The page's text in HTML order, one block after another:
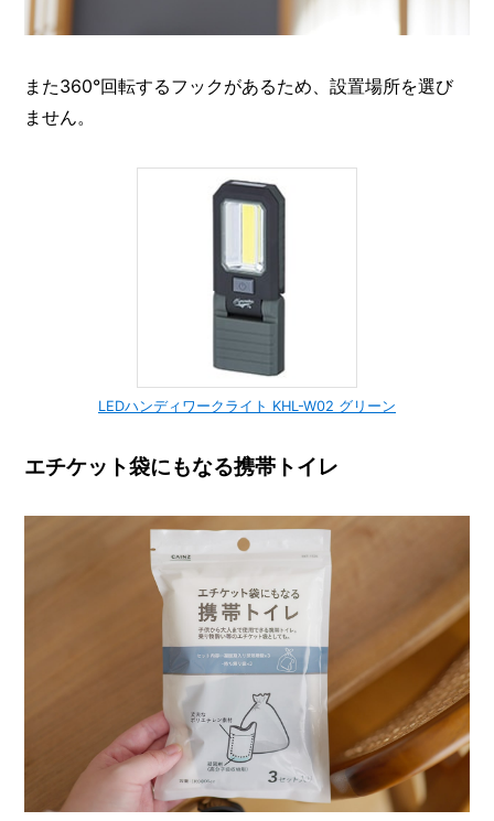
また360°回転するフックがあるため、設置場所を選び
ません。
LEDハンディワークライト KHL-W02 グリーン
エチケット袋にもなる携帯トイレ